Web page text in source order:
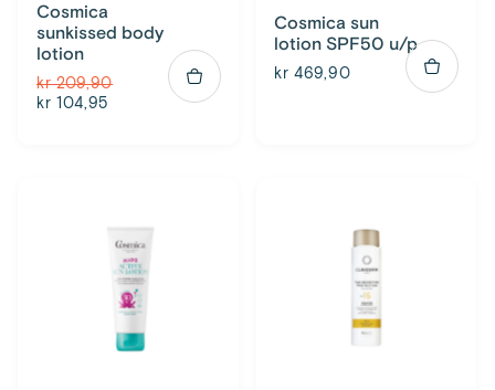
Cosmica
sunkissed body
lotion
kr 209,90
kr 104,95
Cosmica sun
lotion SPF50 u/p
kr 469,90